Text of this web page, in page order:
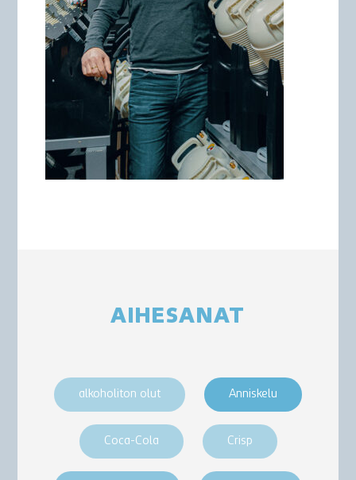
AIHESANAT
alkoholiton olut Anniskelu
Coca-Cola Crisp